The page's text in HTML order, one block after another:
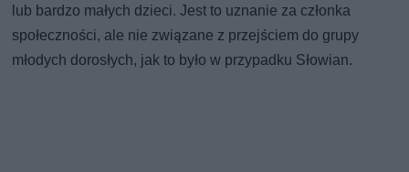
lub bardzo małych dzieci. Jest to uznanie za członka
społeczności, ale nie związane z przejściem do grupy
młodych dorosłych, jak to było w przypadku Słowian.